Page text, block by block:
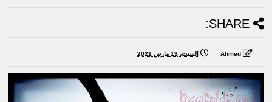
SHARE:
Ahmed السبت، 13 مارس 2021